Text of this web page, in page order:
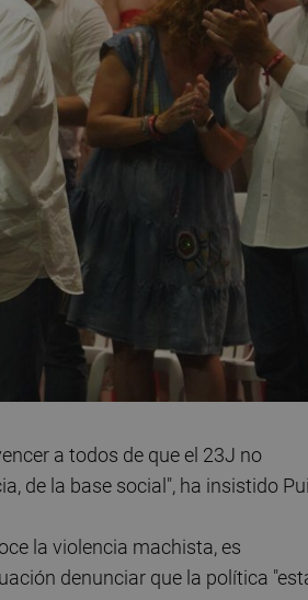
a todos de que el 23J no
de la base social", ha insistido
la violencia machista, es
denunciar que la política